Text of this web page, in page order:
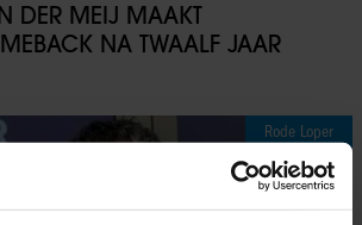
DER MEIJ MAAKT
NA TWAALF JAAR
Rode Loper